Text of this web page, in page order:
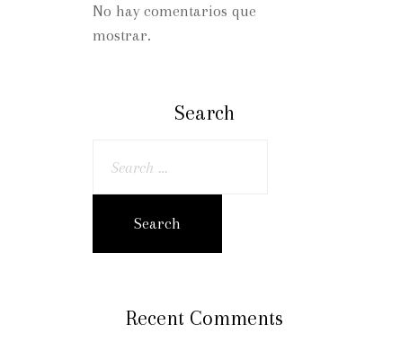
No hay comentarios que
mostrar.
Search
Search
Recent Comments